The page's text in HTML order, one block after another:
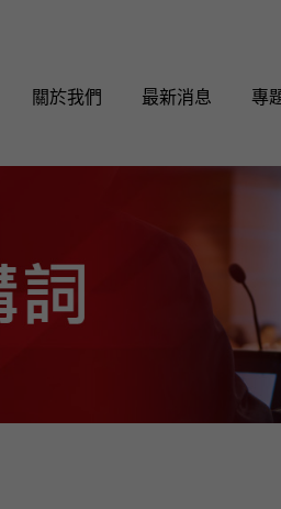
關於我們 最新消息 專